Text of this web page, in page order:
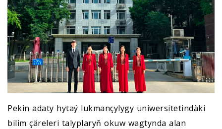
Pekin adaty hytaý lukmançylygy uniwersitetindäki
bilim çäreleri talyplaryň okuw wagtynda alan